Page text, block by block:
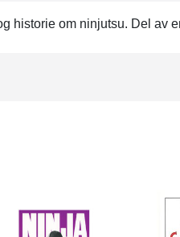
historie om ninjutsu. Del av